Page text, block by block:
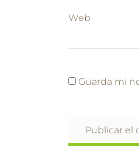
Web
Guarda mi